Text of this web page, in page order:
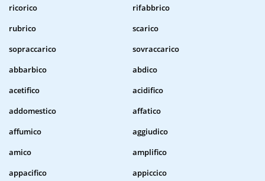
ricorico
rifabbrico
rubrico
scarico
sopraccarico
sovraccarico
abbarbico
abdico
acetifico
acidifico
addomestico
affatico
affumico
aggiudico
amico
amplifico
appacifico
appiccico